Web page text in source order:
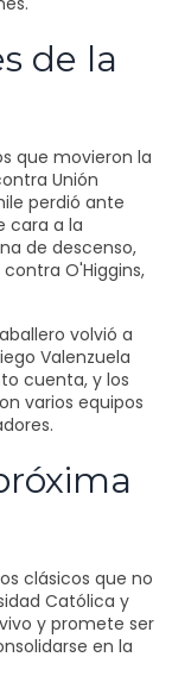
de la
que movieron la
Unión
perdió ante
cara a la
de descenso,
O'Higgins,
volvió a
Valenzuela
cuenta, y los
varios equipos
clásicos que no
Católica y
y promete ser
en la